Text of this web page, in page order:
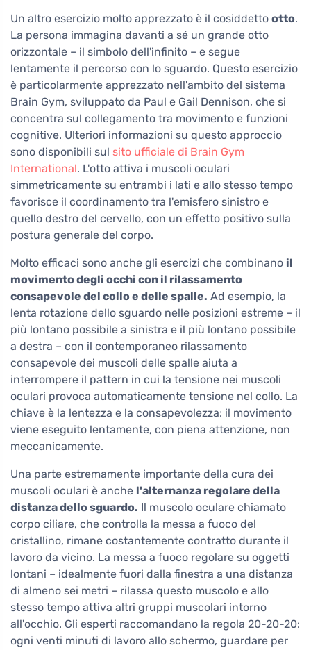
Un altro esercizio molto apprezzato è il cosiddetto otto.
La persona immagina davanti a sé un grande otto
orizzontale – il simbolo dell'infinito – e segue
lentamente il percorso con lo sguardo. Questo esercizio
è particolarmente apprezzato nell'ambito del sistema
Brain Gym, sviluppato da Paul e Gail Dennison, che si
concentra sul collegamento tra movimento e funzioni
cognitive. Ulteriori informazioni su questo approccio
sono disponibili sul sito ufficiale di Brain Gym
International. L'otto attiva i muscoli oculari
simmetricamente su entrambi i lati e allo stesso tempo
favorisce il coordinamento tra l'emisfero sinistro e
quello destro del cervello, con un effetto positivo sulla
postura generale del corpo.
Molto efficaci sono anche gli esercizi che combinano il
movimento degli occhi con il rilassamento
consapevole del collo e delle spalle. Ad esempio, la
lenta rotazione dello sguardo nelle posizioni estreme – il
più lontano possibile a sinistra e il più lontano possibile
a destra – con il contemporaneo rilassamento
consapevole dei muscoli delle spalle aiuta a
interrompere il pattern in cui la tensione nei muscoli
oculari provoca automaticamente tensione nel collo. La
chiave è la lentezza e la consapevolezza: il movimento
viene eseguito lentamente, con piena attenzione, non
meccanicamente.
Una parte estremamente importante della cura dei
muscoli oculari è anche l'alternanza regolare della
distanza dello sguardo. Il muscolo oculare chiamato
corpo ciliare, che controlla la messa a fuoco del
cristallino, rimane costantemente contratto durante il
lavoro da vicino. La messa a fuoco regolare su oggetti
lontani – idealmente fuori dalla finestra a una distanza
di almeno sei metri – rilassa questo muscolo e allo
stesso tempo attiva altri gruppi muscolari intorno
all'occhio. Gli esperti raccomandano la regola 20-20-20:
ogni venti minuti di lavoro allo schermo, guardare per